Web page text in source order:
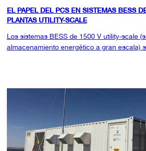
EL PAPEL DEL PCS EN SISTEMAS BESS
PLANTAS UTILITY-SCALE
Los sistemas BESS de 1500 V utility-scale
almacenamiento energético a gran escala)